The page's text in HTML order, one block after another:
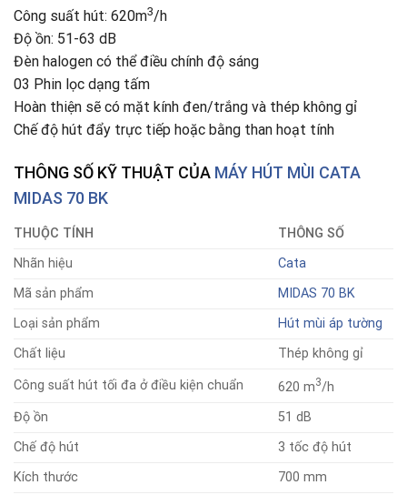
Công suất hút: 620m3/h
Độ ồn: 51-63 dB
Đèn halogen có thể điều chính độ sáng
03 Phin lọc dạng tấm
Hoàn thiện sẽ có mặt kính đen/trắng và thép không gỉ
Chế độ hút đẩy trực tiếp hoặc bằng than hoạt tính
THÔNG SỐ KỸ THUẬT CỦA MÁY HÚT MÙI CATA
MIDAS 70 BK
THUỘC TÍNH
THÔNG SỐ
Nhãn hiệu
Cata
Mã sản phẩm
MIDAS 70 BK
Loại sản phẩm
Hút mùi áp tường
Chất liệu
Thép không gỉ
Công suất hút tối đa ở điều kiện chuẩn 620 m3/h
Độ ồn
51 dB
Chế độ hút
3 tốc độ hút
Kích thước
700 mm